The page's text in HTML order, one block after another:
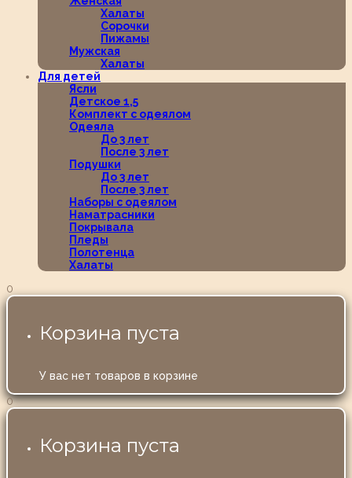
Халаты
Сорочки
Пижамы
Мужская
Халаты
Для детей
Ясли
Детское 1,5
Комплект с одеялом
Одеяла
До 3 лет
После 3 лет
Подушки
До 3 лет
После 3 лет
Наборы с одеялом
Наматрасники
Покрывала
Пледы
Полотенца
Халаты
0
Корзина пуста
У вас нет товаров в корзине
0
Корзина пуста